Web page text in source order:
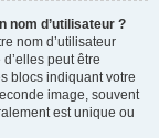
nom d’utilisateur ?
nom d’utilisateur
peut être
blocs indiquant votre
image, souvent
est unique ou